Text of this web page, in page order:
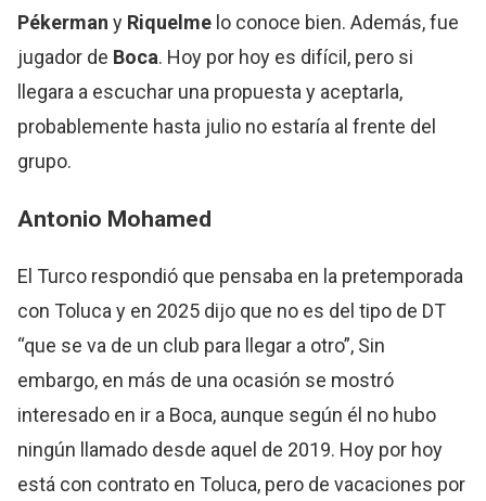
Pékermany Riquelme lo conoce bien. Además, fue
jugador de Boca. Hoy por hoy es difícil, pero si
llegara a escuchar una propuesta y aceptarla,
probablemente hasta julio no estaría al frente del
grupo.
Antonio Mohamed
El Turco respondió que pensaba en la pretemporada
con Toluca y en 2025 dijo que no es del tipo de DT
“que se va de un club para llegar a otro”, Sin
embargo, en más de una ocasión se mostró
interesado en ir a Boca, aunque según él no hubo
ningún llamado desde aquel de 2019. Hoy por hoy
está con contrato en Toluca, pero de vacaciones por